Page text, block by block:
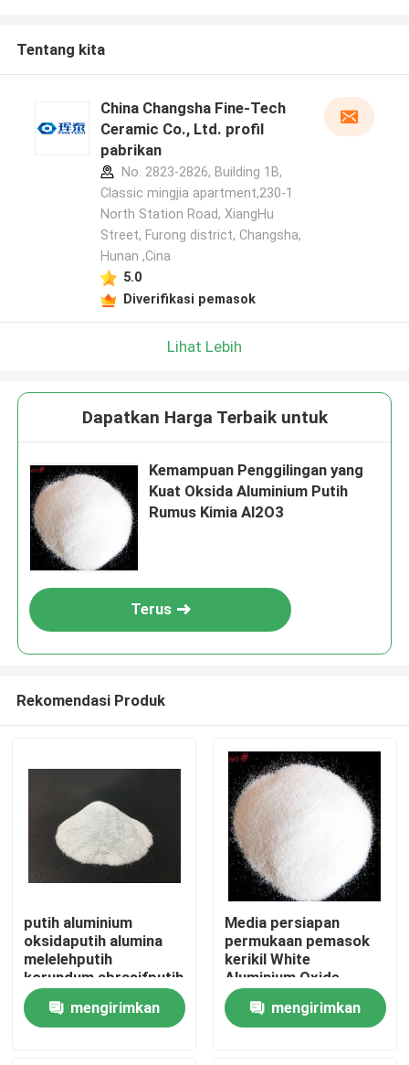
Rumah
Produk
Tentang kita
China Changsha Fine-Tech
Ceramic Co., Ltd. profil
pabrikan
No. 2823-2826, Building 1B,
Classic mingjia apartment,230-1
North Station Road, XiangHu
Street, Furong district, Changsha,
Hunan ,Cina
5.0
Diverifikasi pemasok
Lihat Lebih
Dapatkan Harga Terbaik untuk
Kemampuan Penggilingan yang
Kuat Oksida Aluminium Putih
Rumus Kimia Al2O3
Terus
Rekomendasi Produk
putih aluminium
oksidaputih alumina
melelehputih
korundum abrasifputih
aluminium oksida pasir
mengirimkan
Media persiapan
permukaan pemasok
kerikil White
Aluminium Oxide
mengirimkan